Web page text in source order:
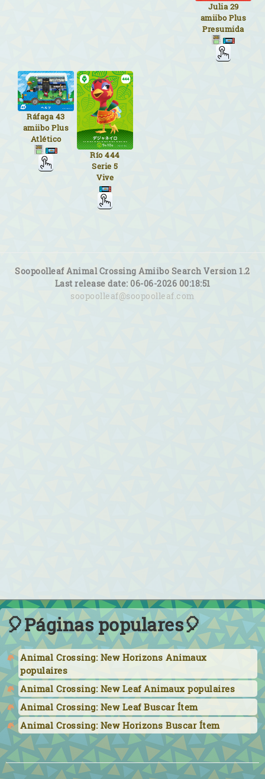
Julia 29
amiibo Plus
Presumida
Ráfaga 43
amiibo Plus
Atlético
Río444
Serie 5
Vive
Soopoolleaf Animal Crossing Amiibo Search Version 1.2
Last release date: 06-06-2026 00:18:51
soopoolleaf@soopoolleaf.com
🎈Páginas populares🎈
Animal Crossing: New Horizons Animaux
populaires
Animal Crossing: New Leaf Animaux populaires
Animal Crossing: New Leaf Buscar Ítem
Animal Crossing: New Horizons Buscar Ítem